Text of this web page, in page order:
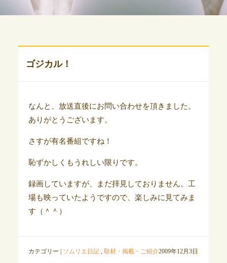
ゴジカル！
なんと、放送直後にお問い合わせを頂きました。
ありがとうございます。
さすが有名番組ですね！
恥ずかしくもうれしい限りです。
録画していますが、まだ拝見しておりません。工
場も映っていたようですので、楽しみに見てみま
す（＾＾）
カテゴリー | ソムリエ日記, 取材・掲載・ご紹介2009年12月3日